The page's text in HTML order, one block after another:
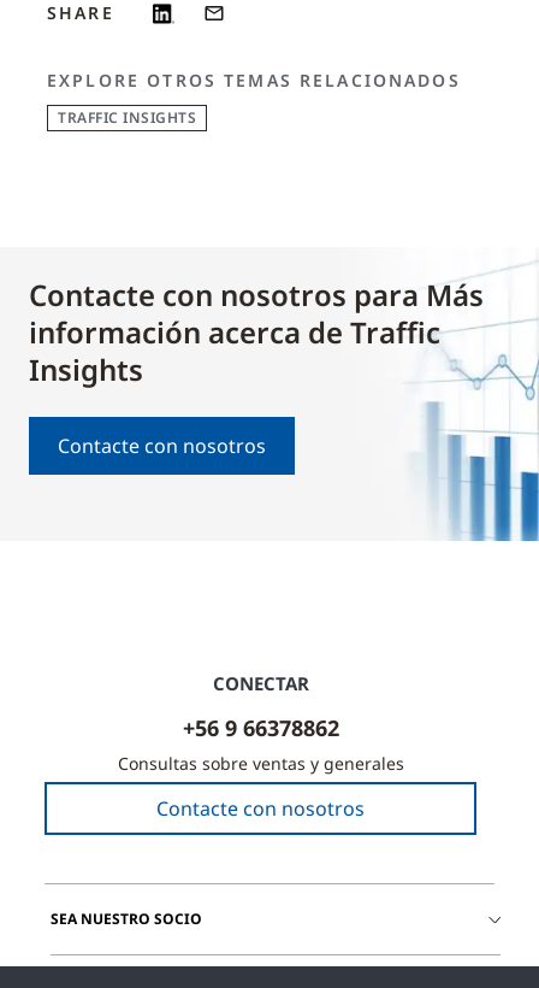
SHARE
EXPLORE OTROS TEMAS RELACIONADOS
TRAFFIC INSIGHTS
Contacte con nosotros para Más
información acerca de Traffic
Insights
Contacte con nosotros
CONECTAR
+56 9 66378862
Consultas sobre ventas y generales
Contacte con nosotros
SEA NUESTRO SOCIO